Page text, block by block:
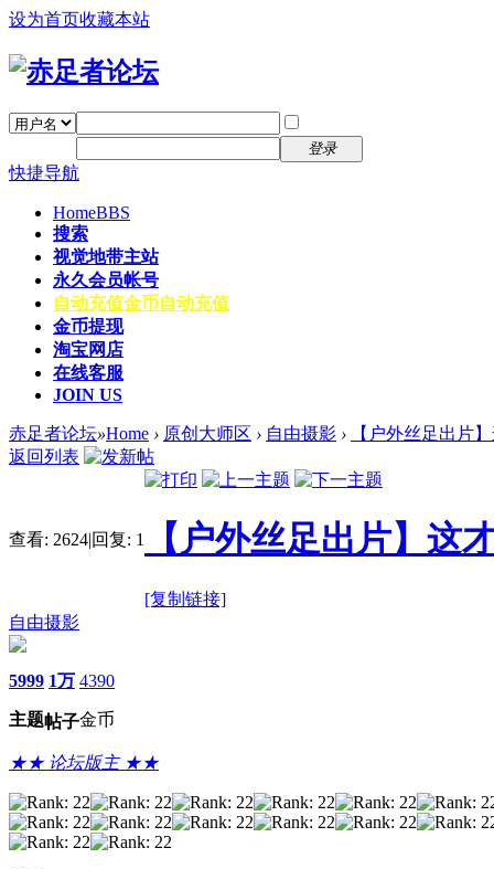
设为首页收藏本站
登录
快捷导航
HomeBBS
搜索
视觉地带主站
永久会员帐号
自动充值金币自动充值
金币提现
淘宝网店
在线客服
JOIN US
赤足者论坛»Home › 原创大师区 › 自由摄影 ›
【户外丝足出片
返回列表
查看: 2624|回复: 1 【户外丝足出片】这
[复制链接]
自由摄影
5999
主题
1万
帖子
4390
金币
★★ 论坛版主 ★★